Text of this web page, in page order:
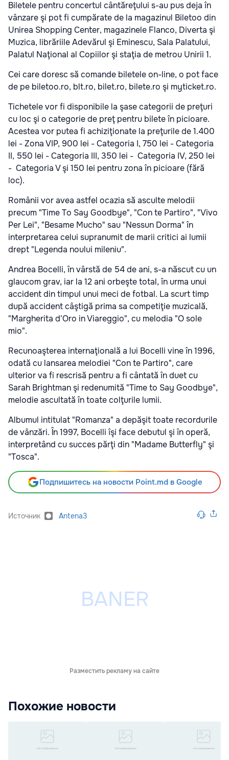
Biletele pentru concertul cântăreţului s-au pus deja în
vânzare şi pot fi cumpărate de la magazinul Biletoo din
Unirea Shopping Center, magazinele Flanco, Diverta şi
Muzica, librăriile Adevărul şi Eminescu, Sala Palatului,
Palatul Naţional al Copiilor şi staţia de metrou Unirii 1.
Cei care doresc să comande biletele on-line, o pot face
de pe biletoo.ro, blt.ro, bilet.ro, bilete.ro şi myticket.ro.
Tichetele vor fi disponibile la şase categorii de preţuri
cu loc şi o categorie de preţ pentru bilete în picioare.
Acestea vor putea fi achiziţionate la preţurile de 1.400
lei - Zona VIP, 900 lei - Categoria I, 750 lei - Categoria
II, 550 lei - Categoria III, 350 lei - Categoria IV, 250 lei
- Categoria V şi 150 lei pentru zona în picioare (fără
loc).
Românii vor avea astfel ocazia să asculte melodii
precum "Time To Say Goodbye", "Con te Partiro", "Vivo
Per Lei", "Besame Mucho" sau "Nessun Dorma" în
interpretarea celui supranumit de marii critici ai lumii
drept "Legenda noului mileniu".
Andrea Bocelli, în vârstă de 54 de ani, s-a născut cu un
glaucom grav, iar la 12 ani orbeşte total, în urma unui
accident din timpul unui meci de fotbal. La scurt timp
după accident câştigă prima sa competiţie muzicală,
"Margherita d'Oro in Viareggio", cu melodia "O sole
mio".
Recunoaşterea internaţională a lui Bocelli vine în 1996,
odată cu lansarea melodiei "Con te Partiro", care
ulterior va fi rescrisă pentru a fi cântată în duet cu
Sarah Brightman şi redenumită "Time to Say Goodbye",
melodie ascultată în toate colţurile lumii.
Albumul intitulat "Romanza" a depăşit toate recordurile
de vânzări. În 1997, Bocelli îşi face debutul şi în operă,
interpretând cu succes părţi din "Madame Butterfly" şi
"Tosca".
Подпишитесь на новости Point.md в Google
Источник Antena3
Разместить рекламу на сайте
Похожие новости